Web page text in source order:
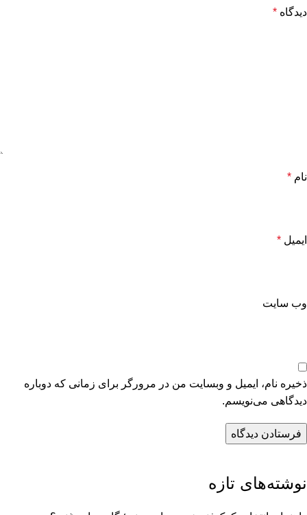
دیدگاه *
نام *
ایمیل *
وب‌ سایت
ذخیره نام، ایمیل و وبسایت من در مرورگر برای زمانی که دوباره
دیدگاهی می‌نویسم.
نوشته‌های تازه